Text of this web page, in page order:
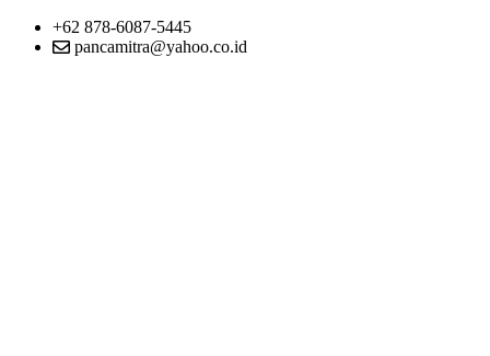
+62 878-6087-5445
pancamitra@yahoo.co.id